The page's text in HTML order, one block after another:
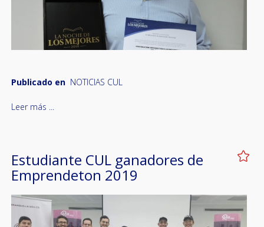
Publicado en NOTICIAS CUL
Leer más ...
Estudiante CUL ganadores de
Emprendeton 2019